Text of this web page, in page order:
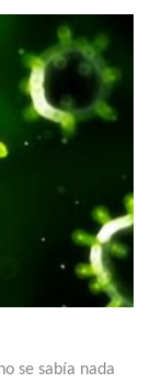
se sabía nada